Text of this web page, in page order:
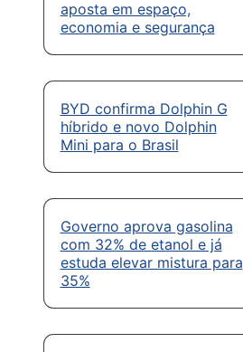
aposta em espaço,
economia e segurança
BYD confirma Dolphin G
híbrido e novo Dolphin
Mini para o Brasil
Governo aprova gasolina
com 32% de etanol e já
estuda elevar mistura para
35%